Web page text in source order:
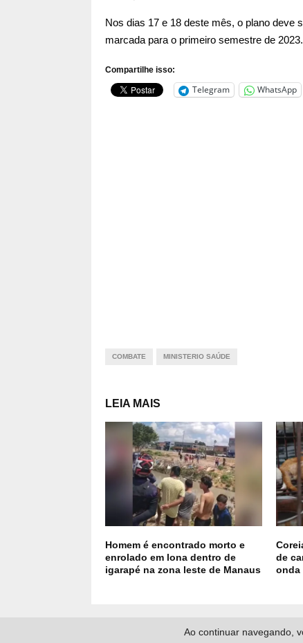
Nos dias 17 e 18 deste mês, o plano deve
marcada para o primeiro semestre de 2023.
Compartilhe isso:
Telegram WhatsApp
COMBATE MINISTERIO SAÚDE
LEIA MAIS
Homem é encontrado morto e
enrolado em lona dentro de
igarapé na zona leste de Manaus
de
onda
Ao continuar navegando,